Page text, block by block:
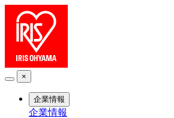
×
企業情報
企業情報